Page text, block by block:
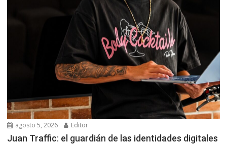
agosto 5, 2026 Editor
Juan Traffic: el guardián de las identidades digitales